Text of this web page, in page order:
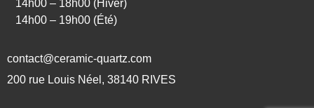
14h00 – 18h00 (Hiver)
14h00 – 19h00 (Été)
contact@ceramic-quartz.com
200 rue Louis Néel, 38140 RIVES